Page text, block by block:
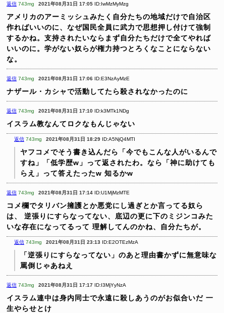
返信 743mg 2021年08月31日 17:05 ID:IwMzMyMzg
アメリカのアーミッシュみたく自分たちの地域だけで自治区
作ればいいのに、なぜ国民全員に武力で思想押し付けて強制
するかね。支持されたいならまず自分たちだけで全てやれば
いいのに。学がない奴らが権力持つとろくなことにならない
な。
返信 743mg 2021年08月31日 17:06 ID:E3NzAyMzE
ナザール・カシャで活動してたら殺されなかったのに
返信 743mg 2021年08月31日 17:10 ID:k3MTk1NDg
イスラム教なんてロクなもんじゃない
返信 743mg 2021年08月31日 18:29 ID:A5NjQ4MTI
ヤフコメでそう書き込んだら「今でもこんな人がいるんで
すね」「低学歴w」って返されたわ。なら「神に助けても
らえ」って答えたったw 知るかw
返信 743mg 2021年08月31日 17:14 ID:U1MjMzMTE
コメ欄でタリバン擁護とか悪党にし過ぎとか言ってる奴ら
は、
逆張りにすらなってない、底辺の更に下のミジンコみた
いな存在になってるって 理解してんのかね、自分たちが。
返信 743mg 2021年08月31日 23:13 ID:E2OTEzMzA
「逆張りにすらなってない」のあと理由書かずに無意味な
罵倒じゃあねえ
返信 743mg 2021年08月31日 17:17 ID:I3MjYyNzA
イスラム連中は身内同士で永遠に殺しあうのがお似合いだ 一
生やらせとけ